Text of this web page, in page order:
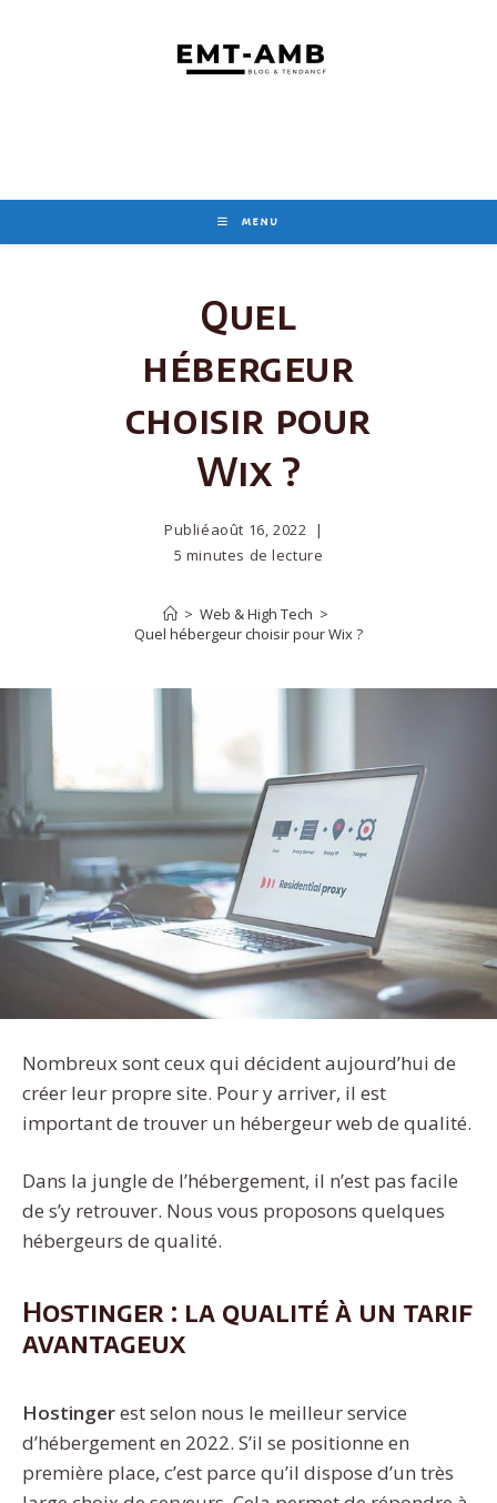
MENU
Quel
hébergeur
choisir pour
Wix ?
Publiéaoût 16, 2022
5 minutes de lecture
> Web & High Tech >
Quel hébergeur choisir pour Wix ?
Nombreux sont ceux qui décident aujourd’hui de
créer leur propre site. Pour y arriver, il est
important de trouver un hébergeur web de qualité.
Dans la jungle de l’hébergement, il n’est pas facile
de s’y retrouver. Nous vous proposons quelques
hébergeurs de qualité.
Hostinger : la qualité à un tarif
avantageux
Hostingerest selon nous le meilleur service
d’hébergement en 2022. S’il se positionne en
première place, c’est parce qu’il dispose d’un très